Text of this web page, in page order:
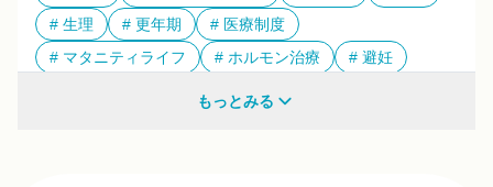
生理
更年期
医療制度
マタニティライフ
ホルモン治療
避妊
もっとみる